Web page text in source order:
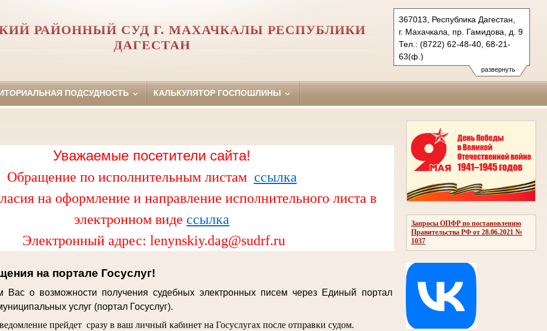
развернуть
367013, Республика Дагестан,
г. Махачкала, пр. Гамидова, д. 9
Тел.: (8722) 62-48-40, 68-21-
63(ф.)
lenynskiy.dag@sudrf.ru
РАЙОННЫЙ СУД Г. МАХАЧКАЛЫ РЕСПУБЛИКИ
ДАГЕСТАН
ПОДСУДНОСТЬ КАЛЬКУЛЯТОР ГОСПОШЛИНЫ
Запросы ОПФР по постановлению
Правительства РФ от 28.06.2021 №
1037
Уважаемые посетители сайта!
Обращение по исполнительным листам ссылка
на оформление и направление исполнительного листа в
электронном виде ссылка
Электронный адрес: lenynskiy.dag@sudrf.ru
на портале Госуслуг!
Вас о возможности получения судебных электронных писем через Единый портал
услуг (портал Госуслуг).
прейдет сразу в ваш личный кабинет на Госуслугах после отправки судом.